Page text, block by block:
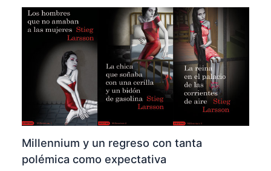
Millennium y un regreso con tanta
polémica como expectativa